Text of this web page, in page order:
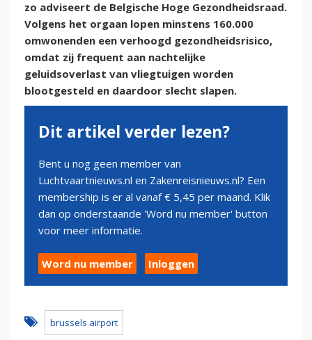
zo adviseert de Belgische Hoge Gezondheidsraad.
Volgens het orgaan lopen minstens 160.000
omwonenden een verhoogd gezondheidsrisico,
omdat zij frequent aan nachtelijke
geluidsoverlast van vliegtuigen worden
blootgesteld en daardoor slecht slapen.
Dit artikel verder lezen?
Bent u nog geen member van
Luchtvaartnieuws.nl en Zakenreisnieuws.nl? Een
membership is er al vanaf € 5,45 per maand. Klik
dan op onderstaande 'Word nu member' button
voor meer informatie.
Word nu member Inloggen
brussels airport